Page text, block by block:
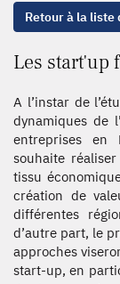
Retour à la liste
Les start'up
A l’instar de
dynamiques de
entreprises en
souhaite
tissu
création de
différentes
d’autre part, le
approches
start-up, en